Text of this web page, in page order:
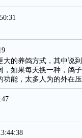
的养鸽方式，其中说
如果每天换一种，鸽
功能，太多人为的外在